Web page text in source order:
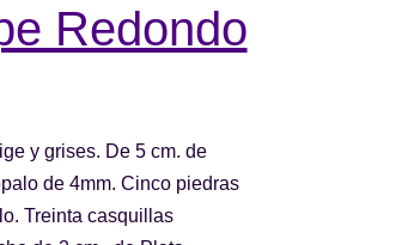
Redondo
y grises. De 5 cm. de
de 4mm. Cinco piedras
Treinta casquillas